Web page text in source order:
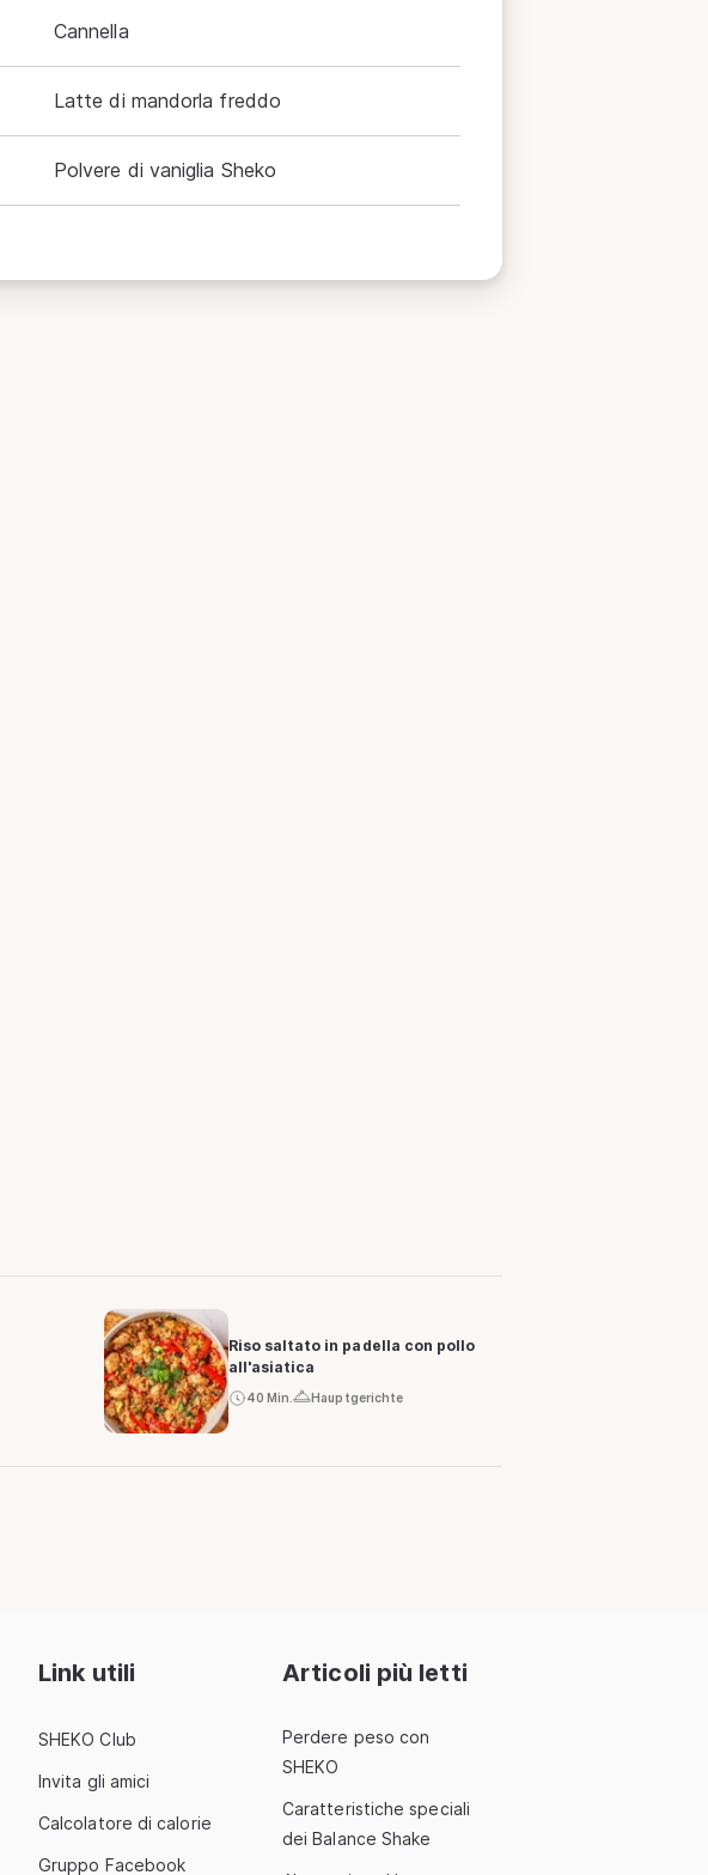
Cannella
Latte di mandorla freddo
Polvere di vaniglia Sheko
Riso saltato in padella con pollo
all'asiatica
40 Min. Hauptgerichte
Link utili
SHEKO Club
Invita gli amici
Calcolatore di calorie
Gruppo Facebook
Articoli più letti
Perdere peso con
SHEKO
Caratteristiche speciali
dei Balance Shake